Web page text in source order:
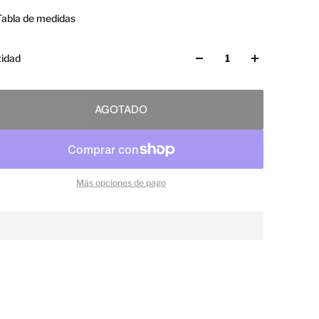
de medidas
AGOTADO
Más opciones de pago